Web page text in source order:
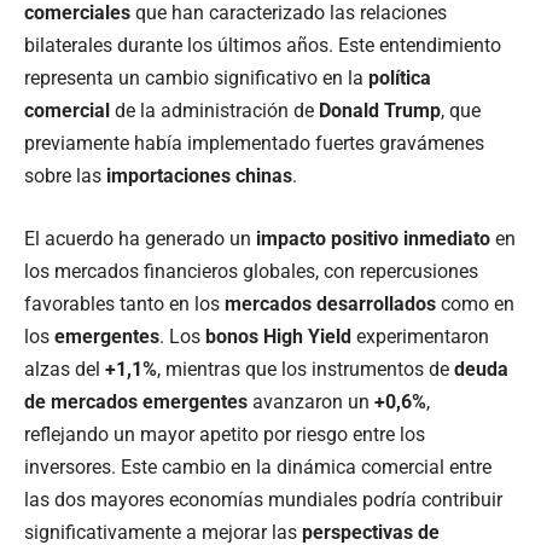
comerciales que han caracterizado las relaciones
bilaterales durante los últimos años. Este entendimiento
representa un cambio significativo en la política
comercial de la administración de Donald Trump, que
previamente había implementado fuertes gravámenes
sobre las importaciones chinas.
El acuerdo ha generado un impacto positivo inmediato en
los mercados financieros globales, con repercusiones
favorables tanto en los mercados desarrollados como en
los emergentes. Los bonos High Yield experimentaron
alzas del +1,1%, mientras que los instrumentos de deuda
de mercados emergentes avanzaron un +0,6%,
reflejando un mayor apetito por riesgo entre los
inversores. Este cambio en la dinámica comercial entre
las dos mayores economías mundiales podría contribuir
significativamente a mejorar las perspectivas de